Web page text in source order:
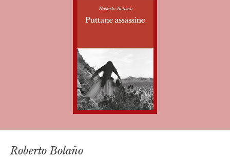
Roberto Bolaño